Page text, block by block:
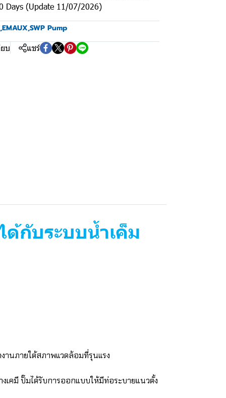
Days (Update 11/07/2026)
,EMAUX,SWP Pump
บ
แชร์
ด้กับระบบน้ำเค็ม
านภายใต้สภาพแวดล้อมที่รุนแรง
คมี ปั๊มได้รับการออกแบบให้มีท่อระบายแนวตั้ง